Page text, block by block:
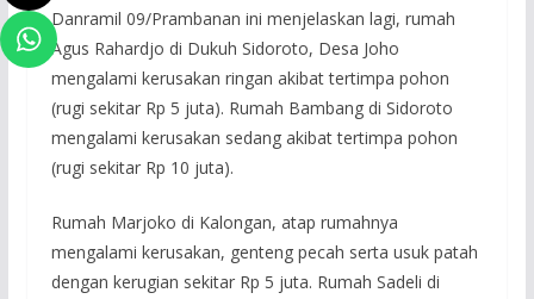
Danramil 09/Prambanan ini menjelaskan lagi, rumah
Agus Rahardjo di Dukuh Sidoroto, Desa Joho
mengalami kerusakan ringan akibat tertimpa pohon
(rugi sekitar Rp 5 juta). Rumah Bambang di Sidoroto
mengalami kerusakan sedang akibat tertimpa pohon
(rugi sekitar Rp 10 juta).
Rumah Marjoko di Kalongan, atap rumahnya
mengalami kerusakan, genteng pecah serta usuk patah
dengan kerugian sekitar Rp 5 juta. Rumah Sadeli di